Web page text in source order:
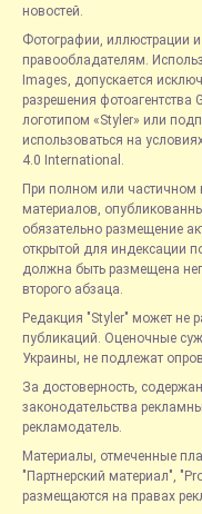
новостей.
Фотографии, иллюстрации
правообладателям.
Images, допускается
разрешения
логотипом «Styler» или
использоваться на
4.0 International.
При полном или
материалов,
обязательно размещение
открытой для индексации
должна быть размещена
второго абзаца.
Редакция "Styler" может не
публикаций. Оценочные
Украины, не подлежат
За достоверность,
законодательства
рекламодатель.
Материалы, отмеченные
"Партнерский материал",
размещаются на правах